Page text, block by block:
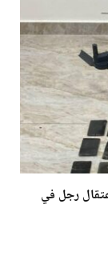
رجل في